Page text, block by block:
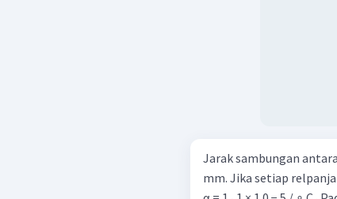
Jarak sambungan
mm. Jika setiap